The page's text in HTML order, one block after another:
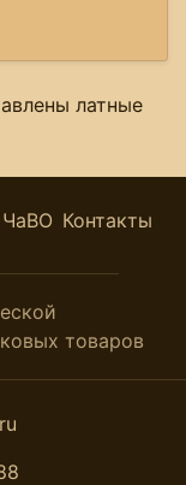
латные
ЧаВО Контакты
товаров